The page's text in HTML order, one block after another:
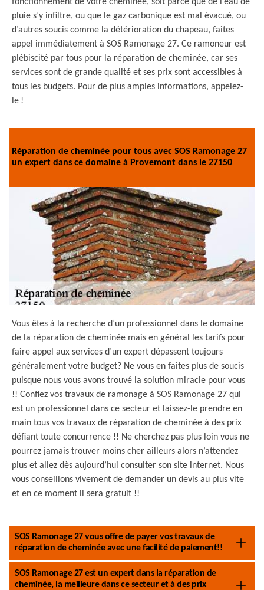
pluie s’y infiltre, ou que le gaz carbonique est mal évacué, ou
d’autres soucis comme la détérioration du chapeau, faites
appel immédiatement à SOS Ramonage 27. Ce ramoneur est
plébiscité par tous pour la réparation de cheminée, car ses
services sont de grande qualité et ses prix sont accessibles à
tous les budgets. Pour de plus amples informations, appelez-
le !
Réparation de cheminée pour tous avec SOS Ramonage 27
un expert dans ce domaine à Provemont dans le 27150
Vous êtes à la recherche d’un professionnel dans le domaine
de la réparation de cheminée mais en général les tarifs pour
faire appel aux services d’un expert dépassent toujours
généralement votre budget? Ne vous en faites plus de soucis
puisque nous vous avons trouvé la solution miracle pour vous
!! Confiez vos travaux de ramonage à SOS Ramonage 27 qui
est un professionnel dans ce secteur et laissez-le prendre en
main tous vos travaux de réparation de cheminée à des prix
défiant toute concurrence !! Ne cherchez pas plus loin vous ne
pourrez jamais trouver moins cher ailleurs alors n’attendez
plus et allez dès aujourd’hui consulter son site internet. Nous
vous conseillons vivement de demander un devis au plus vite
et en ce moment il sera gratuit !!
SOS Ramonage 27 vous offre de payer vos travaux de
réparation de cheminée avec une facilité de paiement!!
SOS Ramonage 27 est un expert dans la réparation de
cheminée, la meilleure dans ce secteur et à des prix